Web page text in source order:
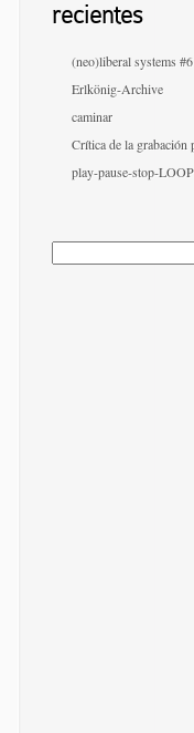
recientes
(neo)liberal systems
Erlkönig-Archive
caminar
Crítica de la grabación
play-pause-stop-LOOP